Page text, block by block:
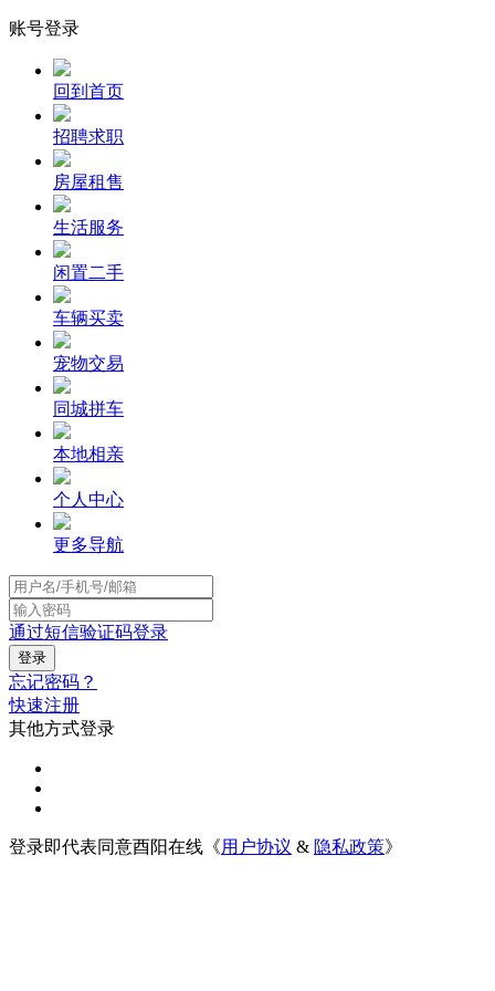
账号登录
回到首页
招聘求职
房屋租售
生活服务
闲置二手
车辆买卖
宠物交易
同城拼车
本地相亲
个人中心
更多导航
通过短信验证码登录
忘记密码？
快速注册
其他方式登录
登录即代表同意酉阳在线《用户协议 & 隐私政策》